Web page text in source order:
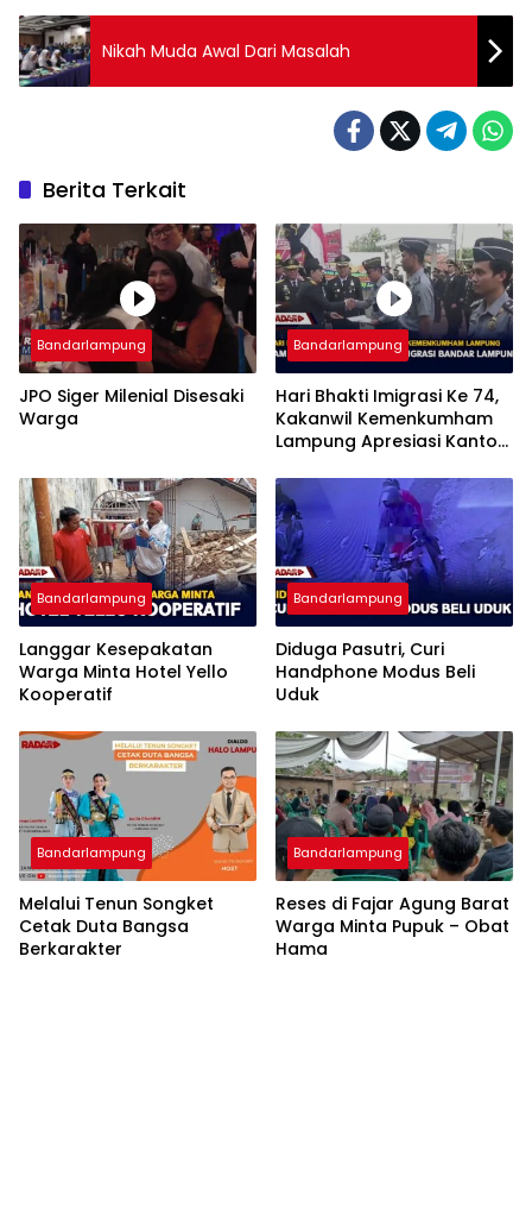
Nikah Muda Awal Dari Masalah
Berita Terkait
Bandarlampung
JPO Siger Milenial Disesaki
Warga
Bandarlampung
Hari Bhakti Imigrasi Ke 74,
Kakanwil Kemenkumham
Lampung Apresiasi Kantor
Bandarlampung
Langgar Kesepakatan
Warga Minta Hotel Yello
Kooperatif
Bandarlampung
Diduga Pasutri, Curi
Handphone Modus Beli
Uduk
Bandarlampung
Melalui Tenun Songket
Cetak Duta Bangsa
Berkarakter
Bandarlampung
Reses di Fajar Agung Barat
Warga Minta Pupuk – Obat
Hama